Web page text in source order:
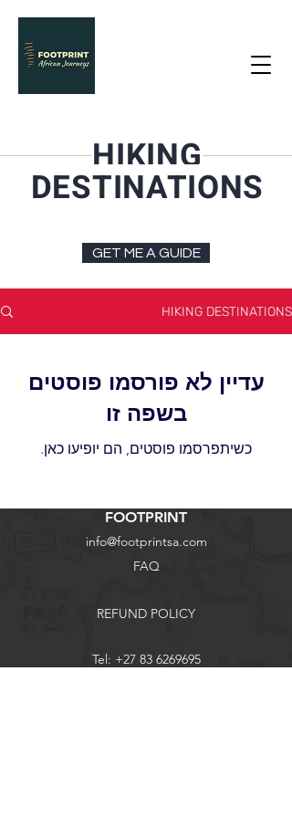
HIKING
DESTINATIONS
GET ME A GUIDE
HIKING DESTINATIONS
עדיין לא פורסמו פוסטים
בשפה זו
כשיתפרסמו פוסטים, הם יופיעו כאן.
FOOTPRINT
info@footprintsa.com
FAQ
REFUND POLICY
Tel: +27 83 6269695